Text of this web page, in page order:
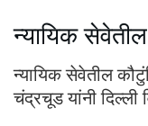
न्यायिक
न्यायिक सेवेतील
चंद्रचूड यांनी दिल्ली